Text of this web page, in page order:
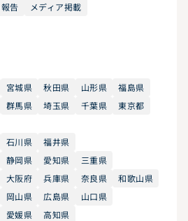
告 メディア掲載
宮城県 秋田県 山形県
福島県
群馬県 埼玉県 千葉県
東京都
石川県
福井県
静岡県 愛知県
三重県
大阪府 兵庫県 奈良県
和歌山県
岡山県 広島県
山口県
愛媛県
高知県